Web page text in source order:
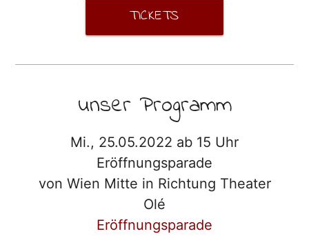
TICKETS
unser Programm
Mi., 25.05.2022 ab 15 Uhr
Eröffnungsparade
von Wien Mitte in Richtung Theater
Olé
Eröffnungsparade